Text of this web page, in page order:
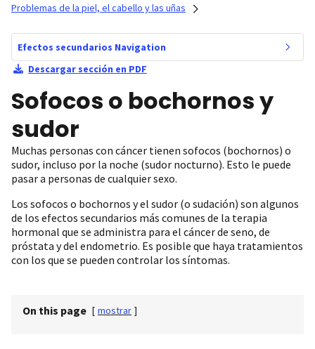
Problemas de la piel, el cabello y las uñas
Efectos secundarios Navigation
Descargar sección en PDF
Sofocos o bochornos y
sudor
Muchas personas con cáncer tienen sofocos (bochornos) o
sudor, incluso por la noche (sudor nocturno). Esto le puede
pasar a personas de cualquier sexo.
Los sofocos o bochornos y el sudor (o sudación) son algunos
de los efectos secundarios más comunes de la terapia
hormonal que se administra para el cáncer de seno, de
próstata y del endometrio. Es posible que haya tratamientos
con los que se pueden controlar los síntomas.
On this page [ mostrar ]